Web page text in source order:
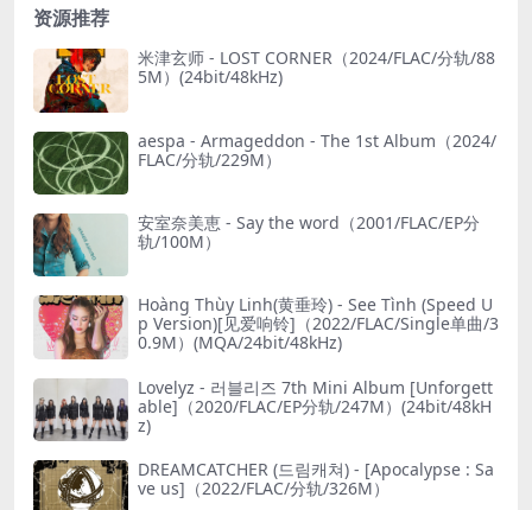
资源推荐
米津玄师 - LOST CORNER（2024/FLAC/分轨/88
5M）(24bit/48kHz)
aespa - Armageddon - The 1st Album（2024/
FLAC/分轨/229M）
安室奈美恵 - Say the word（2001/FLAC/EP分
轨/100M）
Hoàng Thùy Linh(黄垂玲) - See Tình (Speed U
p Version)[见爱响铃]（2022/FLAC/Single单曲/3
0.9M）(MQA/24bit/48kHz)
Lovelyz - 러블리즈 7th Mini Album [Unforgett
able]（2020/FLAC/EP分轨/247M）(24bit/48kH
z)
DREAMCATCHER (드림캐쳐) - [Apocalypse : Sa
ve us]（2022/FLAC/分轨/326M）